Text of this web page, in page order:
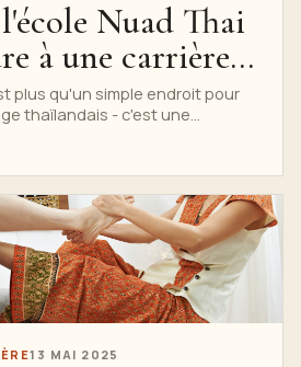
Nuad Thai
à une carrière
le bien-être
plus qu'un simple endroit pour
thaïlandais - c'est une
13 MAI 2025